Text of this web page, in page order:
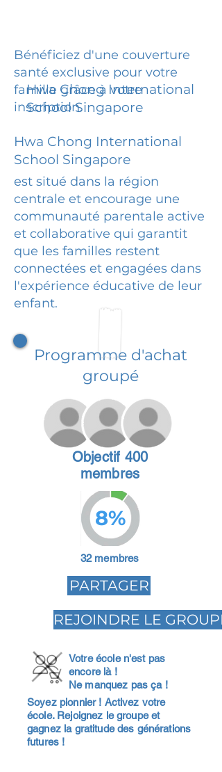
Bénéficiez d'une couverture
santé exclusive pour votre
famille grâce à votre
inscription.
Hwa Chong International
School Singapore
Hwa Chong International
School Singapore
est situé dans la région
centrale et encourage une
communauté parentale active
et collaborative qui garantit
que les familles restent
connectées et engagées dans
l'expérience éducative de leur
enfant.
Programme d'achat
groupé
Objectif 400
membres
8%
32 membres
PARTAGER
REJOINDRE LE GROUPE
Votre école n'est pas
encore là !
Ne manquez pas ça !
Soyez pionnier ! Activez votre
école. Rejoignez le groupe et
gagnez la gratitude des générations
futures !